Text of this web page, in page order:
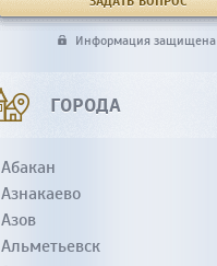
Информация защищена
ГОРОДА
Абакан
Азнакаево
Азов
Альметьевск